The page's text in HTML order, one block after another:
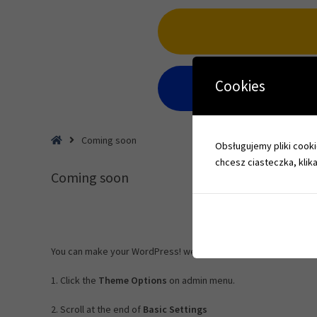
HomeComing soon
Coming soon
You can make your WordPress! website unavailable to
1. Click the Theme Options on admin menu.
2. Scroll at the end of Basic Settings
Cookies
Obsługujemy pliki
chcesz ciasteczka,